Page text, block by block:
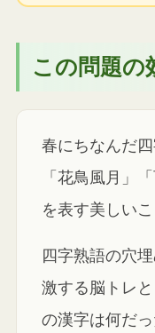
この問題の
春にちなんだ
「花鳥風月」
を表す美しい
四字熟語の穴
激する脳トレ
の漢字は何だ